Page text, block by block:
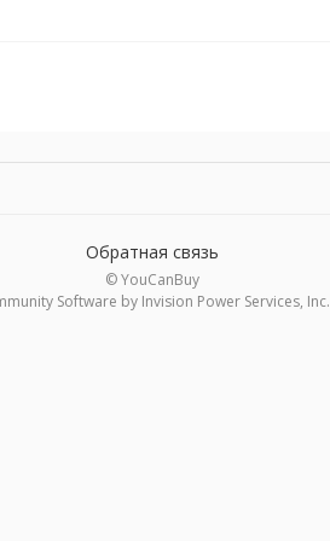
Обратная связь
© YouCanBuy
Software by Invision Power Services, Inc.